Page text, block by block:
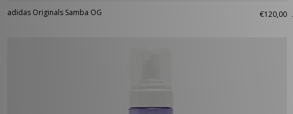
adidas Originals Samba OG €120,00